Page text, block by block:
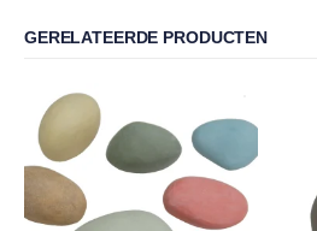
GERELATEERDE PRODUCTEN